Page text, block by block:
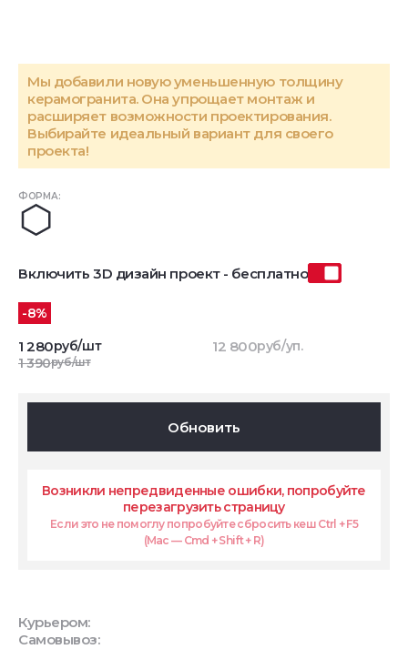
ФОРМА:
Мы добавили новую уменьшенную толщину
керамогранита. Она упрощает монтаж и
расширяет возможности проектирования.
Выбирайте идеальный вариант для своего
проекта!
Включить 3D дизайн проект - бесплатно
-8%
1 280руб/шт
1 390руб/шт
12 800руб/уп.
Обновить
Возникли непредвиденные ошибки, попробуйте
перезагрузить страницу
Если это не помоглу попробуйте сбросить кеш Ctrl + F5
(Mac — Cmd + Shift + R)
Курьером:
Самовывоз: